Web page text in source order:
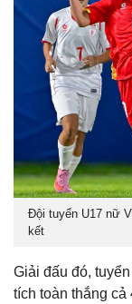
Đội tuyển U17 nữ
kết
Giải đấu đó,
tích toàn thắng cả